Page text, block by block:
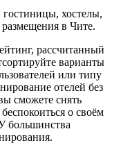
хостелы,
в Чите.
рассчитанный
варианты
или типу
отелей без
сможете снять
о своём
большинства